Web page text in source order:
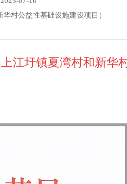
村公益性基础设施建设项目）
江圩镇夏湾村和新华